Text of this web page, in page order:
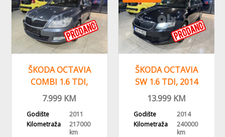
ŠKODA OCTAVIA
COMBI 1.6 TDI,
2011 GOD,
7.999 KM
Godište
2011
Kilometraža
217000
km
ŠKODA OCTAVIA
SW 1.6 TDI, 2014
GODINA,
13.999 KM
Godište
2014
Kilometraža
240000
km